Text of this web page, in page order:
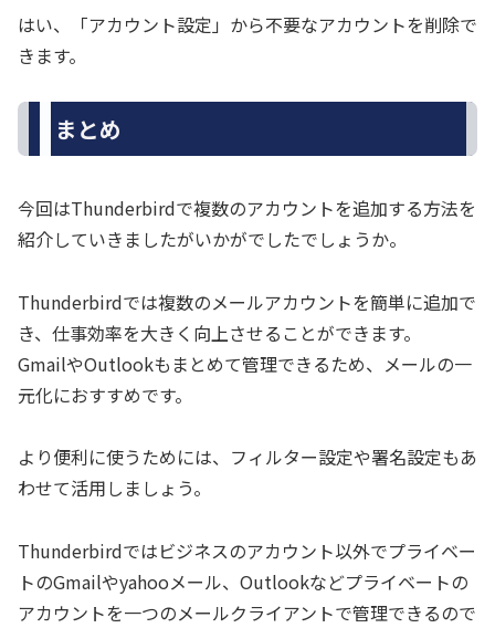
はい、「アカウント設定」から不要なアカウントを削除で
きます。
まとめ
今回はThunderbirdで複数のアカウントを追加する方法を
紹介していきましたがいかがでしたでしょうか。
Thunderbirdでは複数のメールアカウントを簡単に追加で
き、仕事効率を大きく向上させることができます。
GmailやOutlookもまとめて管理できるため、メールの一
元化におすすめです。
より便利に使うためには、フィルター設定や署名設定もあ
わせて活用しましょう。
Thunderbirdではビジネスのアカウント以外でプライベー
トのGmailやyahooメール、Outlookなどプライベートの
アカウントを一つのメールクライアントで管理できるので